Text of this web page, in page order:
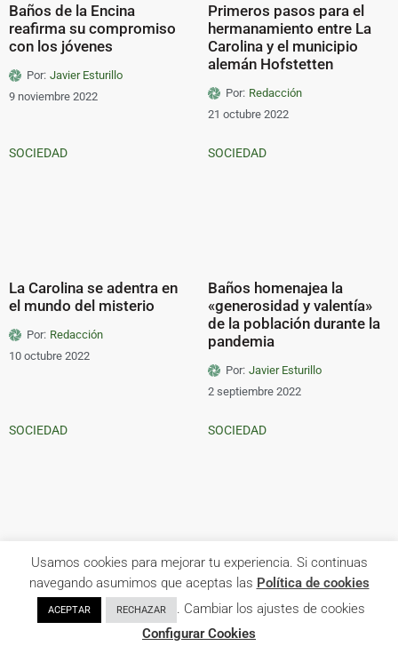
Baños de la Encina
reafirma su compromiso
con los jóvenes
Por: Javier Esturillo
9 noviembre 2022
Primeros pasos para el
hermanamiento entre La
Carolina y el municipio
alemán Hofstetten
Por: Redacción
21 octubre 2022
SOCIEDAD
La Carolina se adentra en
el mundo del misterio
Por: Redacción
10 octubre 2022
SOCIEDAD
Baños homenajea la
«generosidad y valentía»
de la población durante la
pandemia
Por: Javier Esturillo
2 septiembre 2022
SOCIEDAD
Los carteros rurales
suman más de 15.500
operaciones realizadas en
la provincia
SOCIEDAD
Reportaje | La diversidad sí
importa en Baños
Por: Javier Esturillo
28 junio 2022
Usamos cookies para mejorar tu experiencia. Si continuas
navegando asumimos que aceptas las Política de cookies
ACEPTAR RECHAZAR
. Cambiar los ajustes de cookies
Configurar Cookies